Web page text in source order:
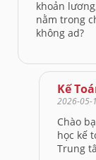
khoản
nằm trong
không ad?
Kế
2026-05-
Chào
học kế
Trung